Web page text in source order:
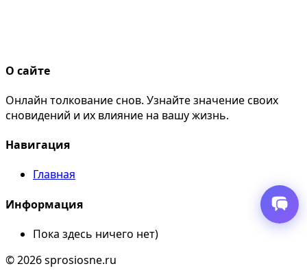
О сайте
Онлайн толкование снов. Узнайте значение своих
сновидений и их влияние на вашу жизнь.
Навигация
Главная
Информация
Пока здесь ничего нет)
© 2026 sprosiosne.ru